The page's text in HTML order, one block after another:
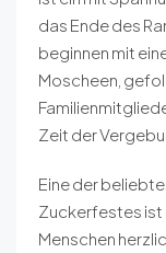
das Ende des
beginnen mit
Moscheen,
Zeit der
Eine der
Zuckerfestes ist
Menschen